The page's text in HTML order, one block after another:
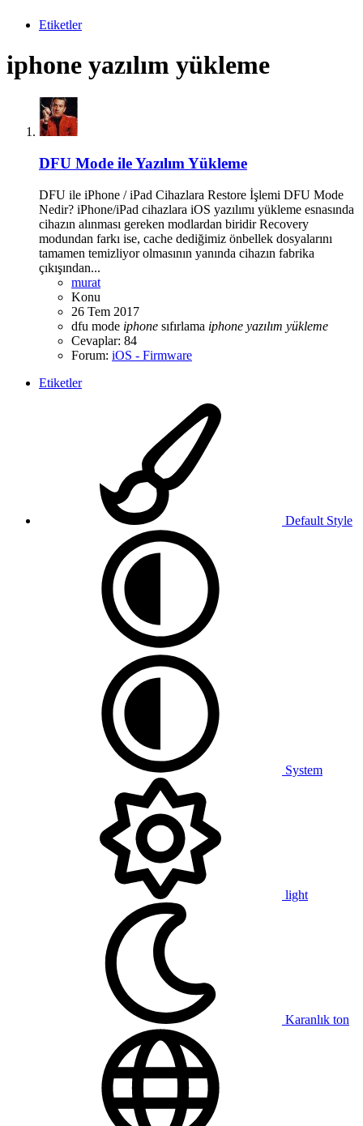
Etiketler
iphone yazılım yükleme
DFU Mode ile Yazılım Yükleme
DFU ile iPhone / iPad Cihazlara Restore İşlemi DFU Mode
Nedir? iPhone/iPad cihazlara iOS yazılımı yükleme esnasında
cihazın alınması gereken modlardan biridir Recovery
modundan farkı ise, cache dediğimiz önbellek dosyalarını
tamamen temizliyor olmasının yanında cihazın fabrika
çıkışından...
murat
Konu
26 Tem 2017
dfu mode iphone sıfırlama iphone yazılım yükleme
Cevaplar: 84
Forum: iOS - Firmware
Etiketler
Default Style
System
light
Karanlık ton